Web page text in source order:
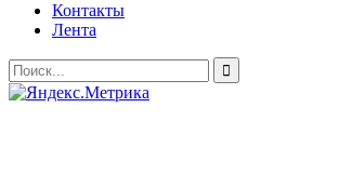
Контакты
Лента